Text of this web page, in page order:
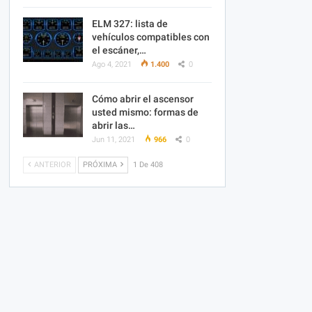
ELM 327: lista de
vehículos compatibles con
el escáner,…
Ago 4, 2021 1.400 0
Cómo abrir el ascensor
usted mismo: formas de
abrir las…
Jun 11, 2021 966 0
ANTERIOR PRÓXIMA 1 De 408